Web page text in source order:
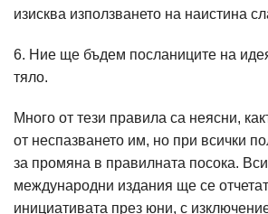
изисква използването на наистина
6. Ние ще бъдем посланиците на
тяло.
Много от тези правила са неясни,
от неспазването им, но при всички
за промяна в правилната посока.
международни издания ще се
инициативата през юни, с